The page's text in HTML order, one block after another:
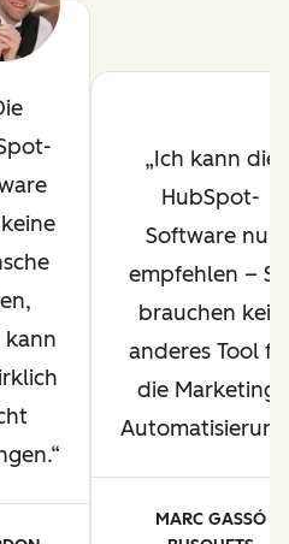
kann
Ich kann die
HubSpot-
Software nur
empfehlen –
brauchen kein
anderes Tool
die Marketing-
MARC GASSÓ